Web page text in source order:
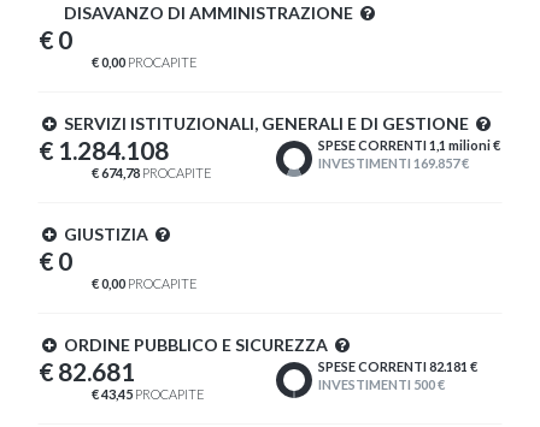
DISAVANZO DI AMMINISTRAZIONE
€ 0
€ 0,00 PROCAPITE
SERVIZI ISTITUZIONALI, GENERALI E DI GESTIONE
€ 1.284.108
€ 674,78 PROCAPITE
SPESE CORRENTI 1,1 milioni €
INVESTIMENTI 169.857 €
GIUSTIZIA
€ 0
€ 0,00 PROCAPITE
ORDINE PUBBLICO E SICUREZZA
€ 82.681
€ 43,45 PROCAPITE
SPESE CORRENTI 82.181 €
INVESTIMENTI 500 €